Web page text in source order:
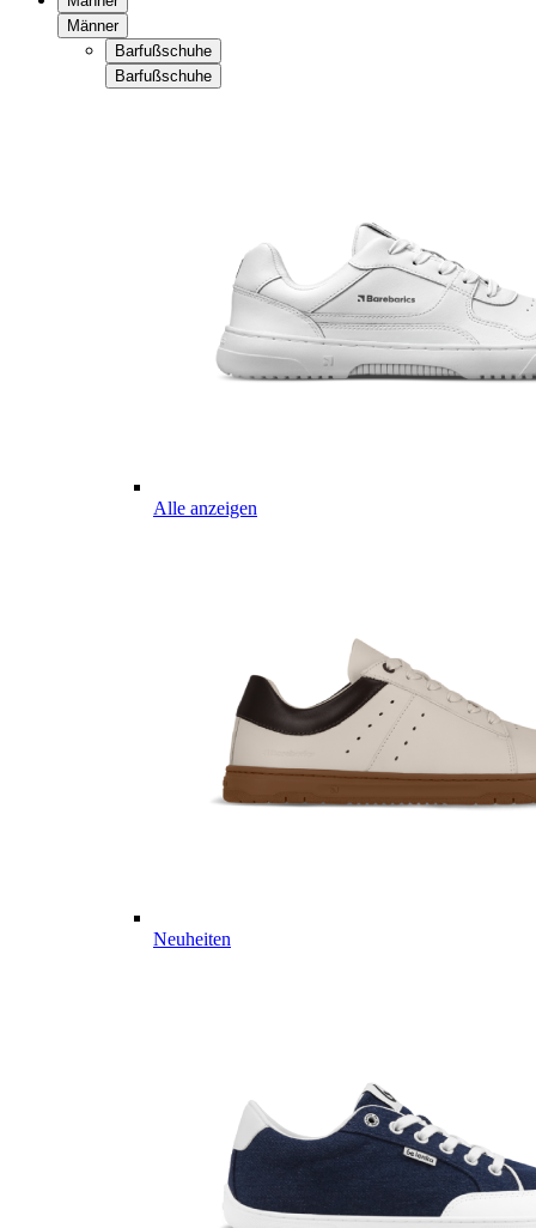
Männer
Barfußschuhe
Barfußschuhe
Alle anzeigen
Neuheiten